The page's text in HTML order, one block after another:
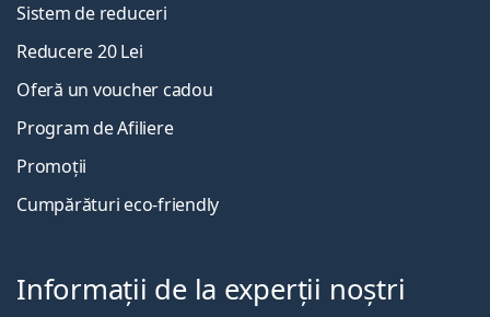
Sistem de reduceri
Reducere 20 Lei
Oferă un voucher cadou
Program de Afiliere
Promoții
Cumpărături eco-friendly
Informații de la experții noștri